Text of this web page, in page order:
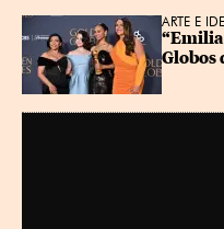
ARTE E
Globos